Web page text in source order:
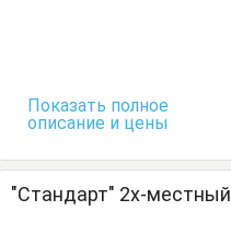
Показать полное
описание и цены
"Стандарт" 2х-местный